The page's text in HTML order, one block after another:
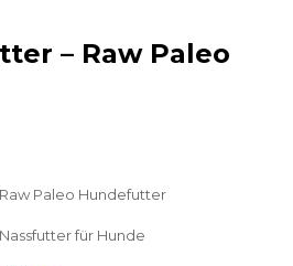
– Raw Paleo
Raw Paleo Hundefutter
Nassfutter für Hunde